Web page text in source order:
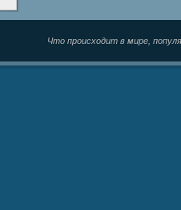
Что происходит в мире,